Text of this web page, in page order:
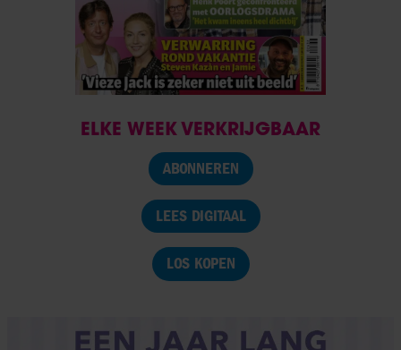
ELKE WEEK VERKRIJGBAAR
ABONNEREN
LEES DIGITAAL
LOS KOPEN